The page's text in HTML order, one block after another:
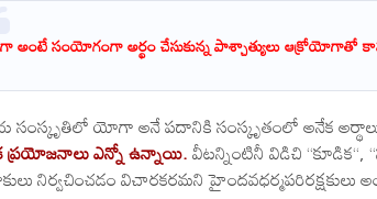
సంయోగంగా అర్థం చేసుకున్న పాశ్చాత్యులు ఆక్రోయోగాతో
యోగా అనే పదానికి సంస్కృతంలో అనేక
ప్రయోజనాలు ఎన్నో ఉన్నాయి.వీటన్నింటినీ విడిచి
నిర్వచించడం విచారకరమని హైందవధర్మపరిరక్షకులు